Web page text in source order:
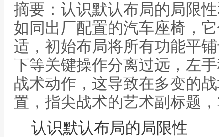
摘要：认识默认布局的局限
如同出厂配置的汽车座椅，
适，初始布局将所有功能平
下等关键操作分离过远，左
战术动作，这导致在多变的
置，指尖战术的艺术副标题
认识默认布局的局限性